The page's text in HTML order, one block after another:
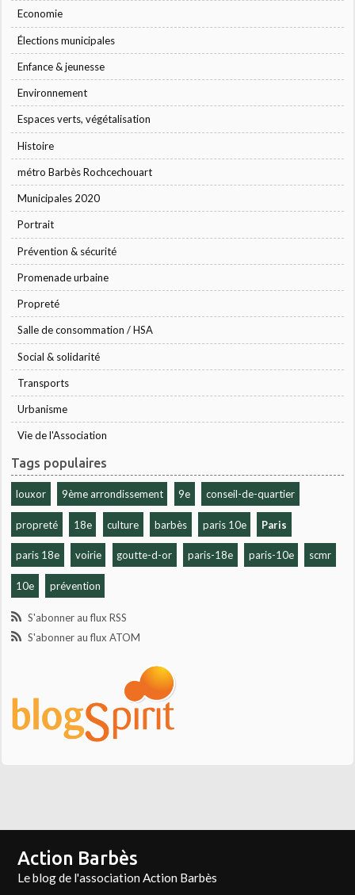
Economie
Élections municipales
Enfance & jeunesse
Environnement
Espaces verts, végétalisation
Histoire
métro Barbès Rochcechouart
Municipales 2020
Portrait
Prévention & sécurité
Promenade urbaine
Propreté
Salle de consommation / HSA
Social & solidarité
Transports
Urbanisme
Vie de l'Association
Tags populaires
louxor 9ème arrondissement 9e conseil-de-quartier
propreté 18e culture barbès paris 10e Paris
paris 18e voirie goutte-d-or paris-18e paris-10e scmr
10e prévention
S'abonner au flux RSS
S'abonner au flux ATOM
Action Barbès
Le blog de l'association Action Barbès